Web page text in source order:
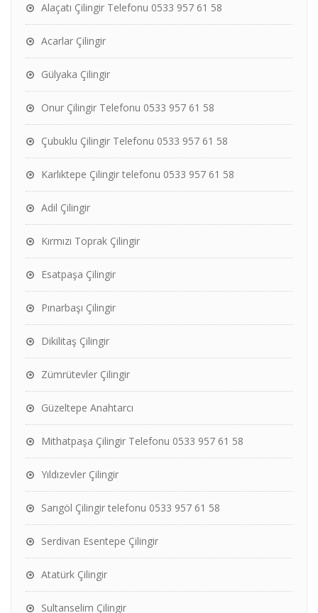
Alaçatı Çilingir Telefonu 0533 957 61 58
Acarlar Çilingir
Gülyaka Çilingir
Onur Çilingir Telefonu 0533 957 61 58
Çubuklu Çilingir Telefonu 0533 957 61 58
Karlıktepe Çilingir telefonu 0533 957 61 58
Adil Çilingir
Kırmızı Toprak Çilingir
Esatpaşa Çilingir
Pınarbaşı Çilingir
Dikilitaş Çilingir
Zümrütevler Çilingir
Güzeltepe Anahtarcı
Mithatpaşa Çilingir Telefonu 0533 957 61 58
Yıldızevler Çilingir
Sarıgöl Çilingir telefonu 0533 957 61 58
Serdivan Esentepe Çilingir
Atatürk Çilingir
Sultanselim Çilingir